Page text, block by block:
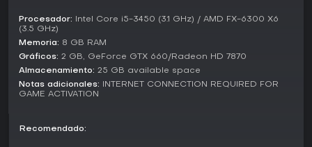
interacción con el mundo. Ideal para quienes buscan
Factions and Choices
Seis facciones únicas pueblan el mundo de GreedFall,
moldeando la narrativa y el futuro de la isla. Estos grupos
Procesador: Intel Core i5-3450 (3.1 GHz) / AMD FX-6300 X6
(3.5 GHz)
Memoria: 8 GB RAM
Gráficos: 2 GB, GeForce GTX 660/Radeon HD 7870
Almacenamiento: 25 GB available space
Notas adicionales: INTERNET CONNECTION REQUIRED FOR
GAME ACTIVATION
Recomendado: